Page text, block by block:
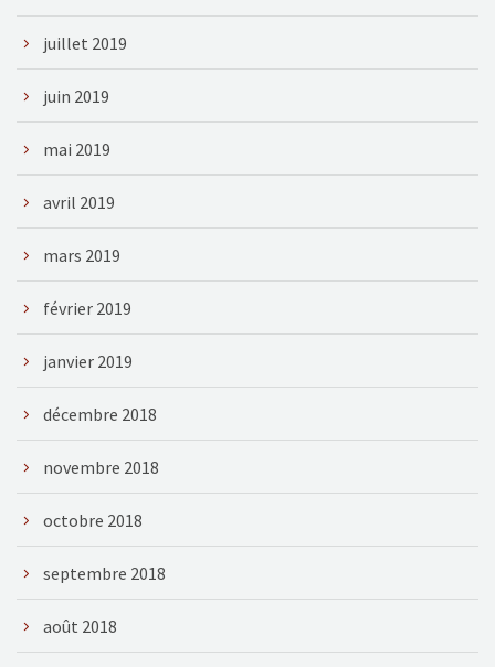
juillet 2019
juin 2019
mai 2019
avril 2019
mars 2019
février 2019
janvier 2019
décembre 2018
novembre 2018
octobre 2018
septembre 2018
août 2018